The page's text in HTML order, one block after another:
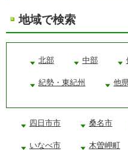
地域で検索
北部 中部
紀勢・東紀州 他県
四日市市 桑名市
いなべ市 木曽岬町